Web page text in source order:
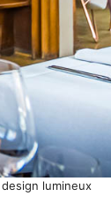
lumineux